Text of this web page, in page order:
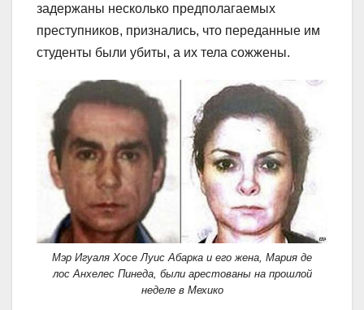
задержаны несколько предполагаемых
преступников, признались, что переданные им
студенты были убиты, а их тела сожжены.
Мэр Игуаля Хосе Луис Абарка и его жена, Мария де
лос Анхелес Пинеда, были арестованы на прошлой
неделе в Мехико